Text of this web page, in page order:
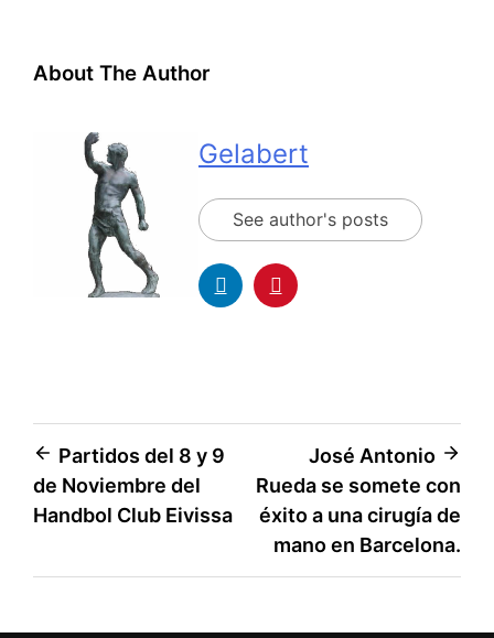
About The Author
Gelabert
See author's posts
Partidos del 8 y 9
de Noviembre del
Handbol Club Eivissa
José Antonio
Rueda se somete con
éxito a una cirugía de
mano en Barcelona.